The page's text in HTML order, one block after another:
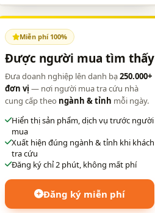
Miễn phí 100%
Được người mua tìm thấy
Đưa doanh nghiệp lên danh bạ250.000+
đơn vị — nơi người mua tra cứu nhà
cung cấp theo ngành & tỉnh mỗi ngày.
Hiển thị sản phẩm, dịch vụ trước người
mua
Xuất hiện đúng ngành & tỉnh khi khách
tra cứu
Đăng ký chỉ 2 phút, không mất phí
Đăng ký miễn phí